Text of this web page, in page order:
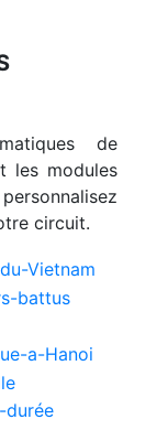
de
les modules
circuit.